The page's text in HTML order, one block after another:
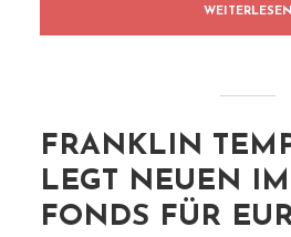
WEITERLESEN
FRANKLIN
LEGT NEUEN
FONDS FÜR